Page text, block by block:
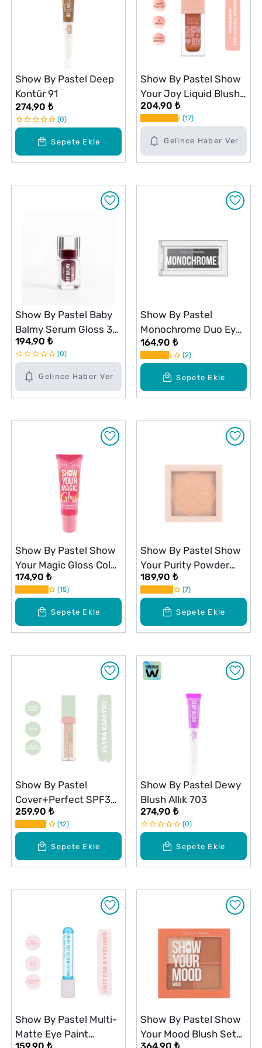
Sepete Ekle
Show By Pastel Deep
Kontür 91
274,90 ₺
0
Gelince Haber Ver
Show By Pastel Show
Your Joy Liquid Blush
Likit Allık 57
204,90 ₺
17
Gelince Haber Ver
Show By Pastel Baby
Balmy Serum Gloss 38
Love Bombing
194,90 ₺
0
Sepete Ekle
Show By Pastel
Monochrome Duo Eyes
İkili Far Paleti 32
Blackout
164,90 ₺
2
Sepete Ekle
Show By Pastel Show
Your Magic Gloss Color
Changing Renk
Değiştiren Dudak
Parlatıcısı
174,90 ₺
15
Sepete Ekle
Show By Pastel Show
Your Purity Powder
Pudra 101 Fair
189,90 ₺
7
Sepete Ekle
Show By Pastel
Cover+Perfect SPF30
Ultra Kapatıcı 301 Fair
259,90 ₺
12
Sepete Ekle
Show By Pastel Dewy
Blush Allık 703
274,90 ₺
0
Show By Pastel Multi-
Matte Eye Paint
Show By Pastel Show
Your Mood Blush Set